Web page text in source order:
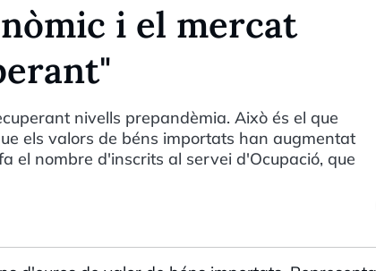
i el mercat
nivells prepandèmia. Això és el que
els valors de béns importats han augmentat
el nombre d'inscrits al servei d'Ocupació, que